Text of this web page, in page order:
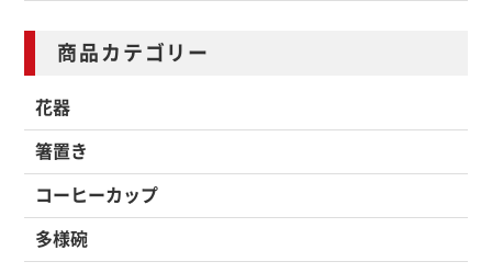
商品カテゴリー
花器
箸置き
コーヒーカップ
多様碗